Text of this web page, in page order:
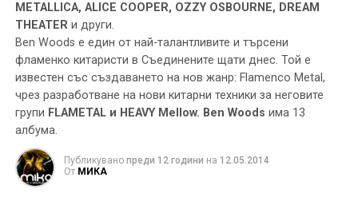
METALLICA, ALICE COOPER, OZZY OSBOURNE, DREAM
THEATERи други.
Ben Woods е един от най-талантливите и търсени
фламенко китаристи в Съединените щати днес. Той е
известен със създаването на нов жанр: Flamenco Metal,
чрез разработване на нови китарни техники за неговите
групи FLAMETAL и HEAVY Mellow. Ben Woods има 13
албума.
Публикувано преди 12 години на 12.05.2014
От МИКА